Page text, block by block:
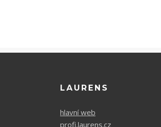
LAURENS
hlavní web
profi.laurens.cz